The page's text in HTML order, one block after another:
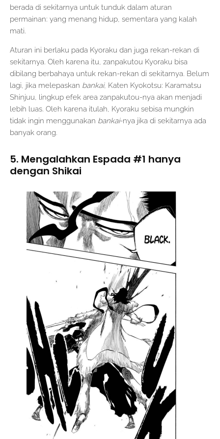
berada di sekitarnya untuk tunduk dalam aturan
permainan: yang menang hidup, sementara yang kalah
mati.
Aturan ini berlaku pada Kyoraku dan juga rekan-rekan di
sekitarnya. Oleh karena itu, zanpakutou Kyoraku bisa
dibilang berbahaya untuk rekan-rekan di sekitarnya. Belum
lagi, jika melepaskan bankai, Katen Kyokotsu: Karamatsu
Shinjuu, lingkup efek area zanpakutou-nya akan menjadi
lebih luas. Oleh karena itulah, Kyoraku sebisa mungkin
tidak ingin menggunakan bankai-nya jika di sekitarnya ada
banyak orang.
5. Mengalahkan Espada #1 hanya
dengan Shikai